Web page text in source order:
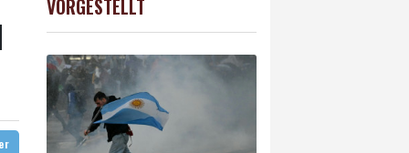
VAR nicht "zu kleinteilig" einsetzen
schließen
0.06%
VORGESTELLT